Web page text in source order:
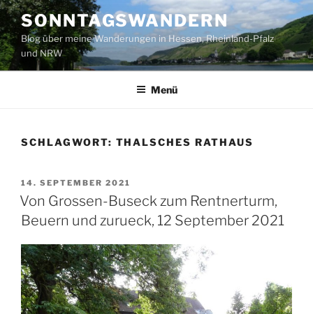
Zum
Inhalt
springen
SONNTAGSWANDERN
Blog über meine Wanderungen in Hessen, Rheinland-Pfalz
und NRW
Menü
SCHLAGWORT: THALSCHES RATHAUS
VERÖFFENTLICHT
AM
14. SEPTEMBER 2021
Von Grossen-Buseck zum Rentnerturm,
Beuern und zurueck, 12 September 2021